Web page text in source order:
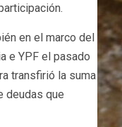
en el marco del
e YPF el pasado
transfirió la suma
deudas que